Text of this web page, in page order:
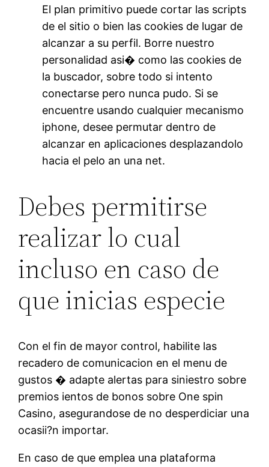
El plan primitivo puede cortar las scripts
de el sitio o bien las cookies de lugar de
alcanzar a su perfil. Borre nuestro
personalidad asi� como las cookies de
la buscador, sobre todo si intento
conectarse pero nunca pudo. Si se
encuentre usando cualquier mecanismo
iphone, desee permutar dentro de
alcanzar en aplicaciones desplazandolo
hacia el pelo an una net.
Debes permitirse
realizar lo cual
incluso en caso de
que inicias especie
Con el fin de mayor control, habilite las
recadero de comunicacion en el menu de
gustos � adapte alertas para siniestro sobre
premios ientos de bonos sobre One spin
Casino, asegurandose de no desperdiciar una
ocasii?n importar.
En caso de que emplea una plataforma